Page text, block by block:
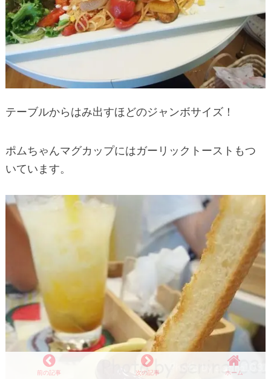
テーブルからはみ出すほどのジャンボサイズ！
ポムちゃんマグカップにはガーリックトーストもつ
いています。
前の記事 次の記事 ホーム